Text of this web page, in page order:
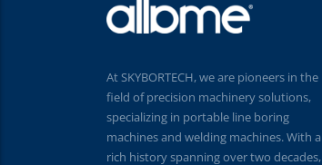
At SKYBORTECH, we are pioneers in the
field of precision machinery solutions,
specializing in portable line boring
machines and welding machines. With a
rich history spanning over two decades,